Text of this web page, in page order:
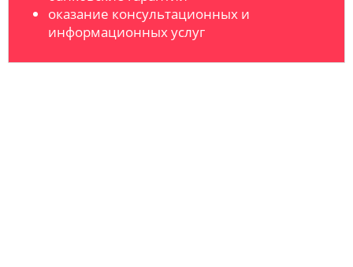
оказание консультационных и
информационных услуг